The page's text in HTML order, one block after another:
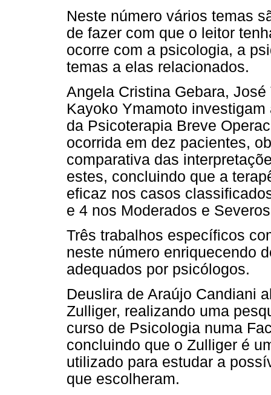
Neste número vários temas
de fazer com que o leitor
ocorre com a psicologia, a
temas a elas relacionados.
Angela Cristina Gebara,
Kayoko Ymamoto
da Psicoterapia Breve
ocorrida em dez pacientes,
comparativa das
estes, concluindo que a
eficaz nos casos
e 4 nos Moderados e
Três trabalhos específicos
neste número enriquecendo
adequados por psicólogos.
Deuslira de Araújo Candiani
Zulliger, realizando uma
curso de Psicologia numa
concluindo que o Zulliger é
utilizado para estudar a
que escolheram.